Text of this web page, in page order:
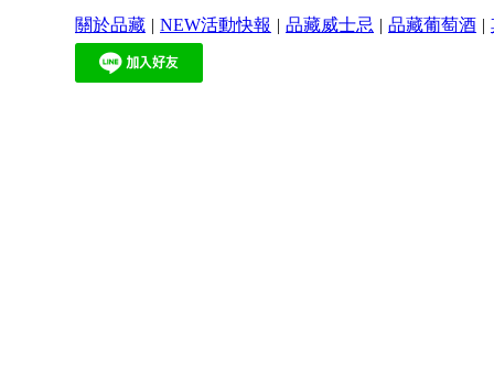
關於品藏 | NEW活動快報 | 品藏威士忌 | 品藏葡萄酒 |